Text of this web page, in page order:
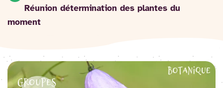
Réunion détermination des plantes du
moment